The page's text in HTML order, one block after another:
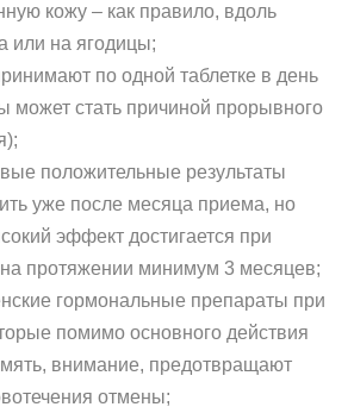
кожу – как правило, вдоль
или на ягодицы;
по одной таблетке в день
может стать причиной прорывного
положительные результаты
уже после месяца приема, но
эффект достигается при
протяжении минимум 3 месяцев;
гормональные препараты при
помимо основного действия
внимание, предотвращают
отмены;